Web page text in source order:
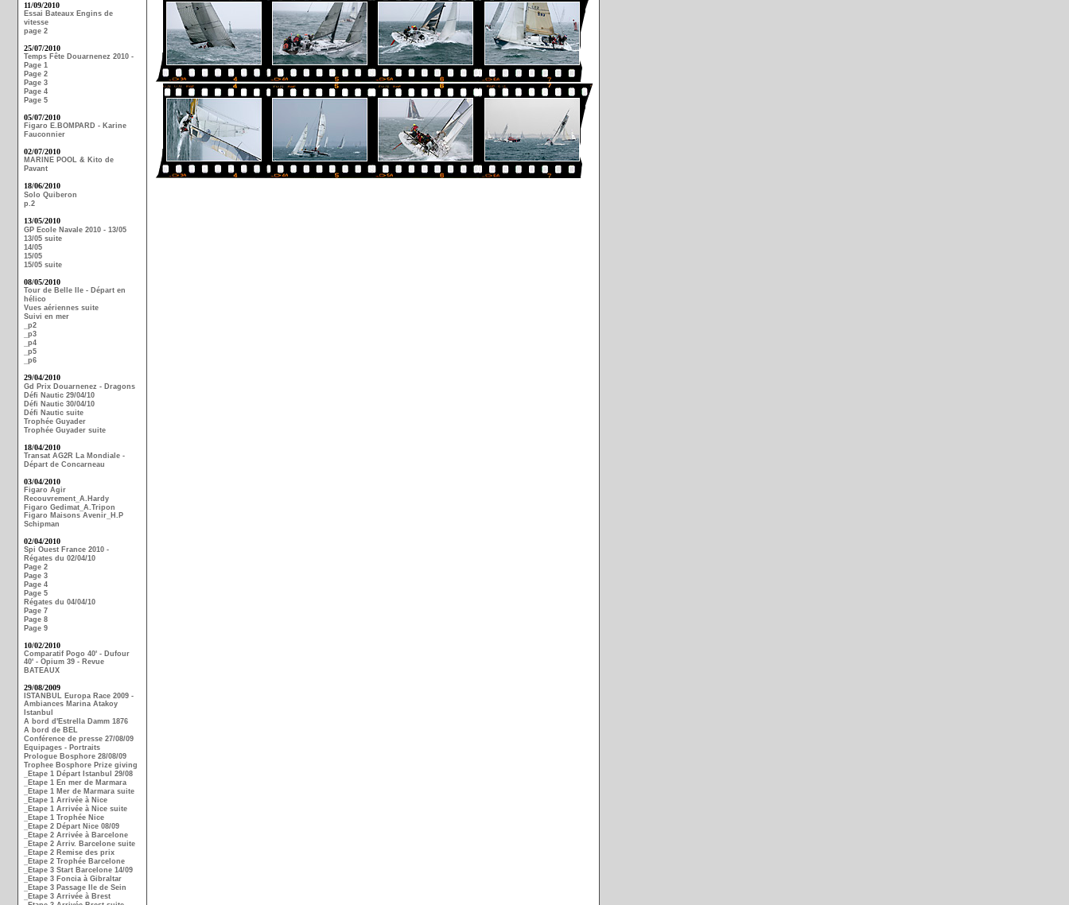
11/09/2010
Essai Bateaux Engins de
vitesse
page 2
25/07/2010
Temps Fête Douarnenez 2010 -
Page 1
Page 2
Page 3
Page 4
Page 5
05/07/2010
Figaro E.BOMPARD - Karine
Fauconnier
02/07/2010
MARINE POOL & Kito de
Pavant
18/06/2010
Solo Quiberon
p.2
13/05/2010
GP Ecole Navale 2010 - 13/05
13/05 suite
14/05
15/05
15/05 suite
08/05/2010
Tour de Belle Ile - Départ en
hélico
Vues aériennes suite
Suivi en mer
_p2
_p3
_p4
_p5
_p6
29/04/2010
Gd Prix Douarnenez - Dragons
Défi Nautic 29/04/10
Défi Nautic 30/04/10
Défi Nautic suite
Trophée Guyader
Trophée Guyader suite
18/04/2010
Transat AG2R La Mondiale -
Départ de Concarneau
03/04/2010
Figaro Agir
Recouvrement_A.Hardy
Figaro Gedimat_A.Tripon
Figaro Maisons Avenir_H.P
Schipman
02/04/2010
Spi Ouest France 2010 -
Régates du 02/04/10
Page 2
Page 3
Page 4
Page 5
Régates du 04/04/10
Page 7
Page 8
Page 9
10/02/2010
Comparatif Pogo 40' - Dufour
40' - Opium 39 - Revue
BATEAUX
29/08/2009
ISTANBUL Europa Race 2009 -
Ambiances Marina Atakoy
Istanbul
A bord d'Estrella Damm 1876
A bord de BEL
Conférence de presse 27/08/09
Equipages - Portraits
Prologue Bosphore 28/08/09
Trophee Bosphore Prize giving
_Etape 1 Départ Istanbul 29/08
_Etape 1 En mer de Marmara
_Etape 1 Mer de Marmara suite
_Etape 1 Arrivée à Nice
_Etape 1 Arrivée à Nice suite
_Etape 1 Trophée Nice
_Etape 2 Départ Nice 08/09
_Etape 2 Arrivée à Barcelone
_Etape 2 Arriv. Barcelone suite
_Etape 2 Remise des prix
_Etape 2 Trophée Barcelone
_Etape 3 Start Barcelone 14/09
_Etape 3 Foncia à Gibraltar
_Etape 3 Passage Ile de Sein
_Etape 3 Arrivée à Brest